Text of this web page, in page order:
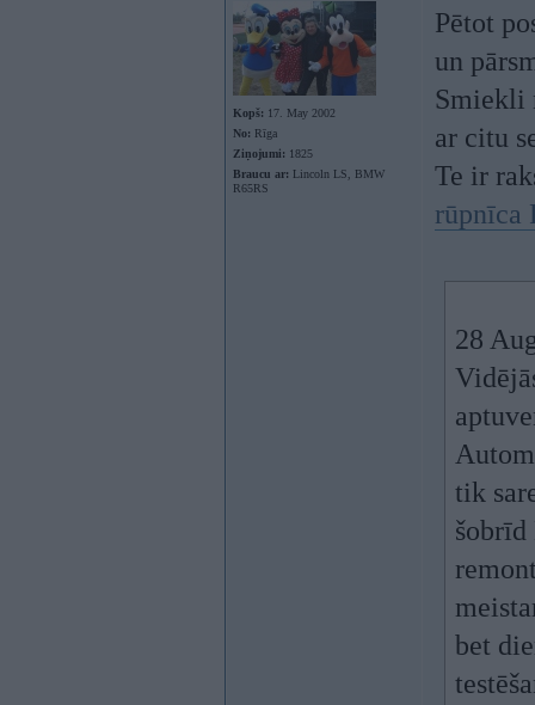
Kopš: 17. May 2002
No: Rīga
Ziņojumi: 1825
Braucu ar: Lincoln LS, BMW
R65RS
Pētot
un
Smiekli
ar citu
Te ir
rūpnīca
28
tik
bet